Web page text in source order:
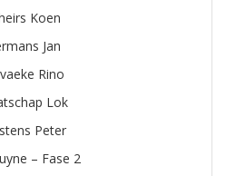
Koen
Jan
Rino
Lok
Peter
– Fase 2